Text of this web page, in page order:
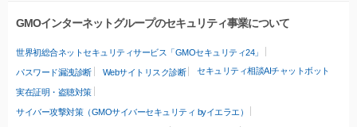
GMOインターネットグループのセキュリティ事業について
世界初総合ネットセキュリティサービス「GMOセキュリティ24」
パスワード漏洩診断 Webサイトリスク診断 セキュリティ相談AIチャットボット
実在証明・盗聴対策
サイバー攻撃対策（GMOサイバーセキュリティ byイエラエ）